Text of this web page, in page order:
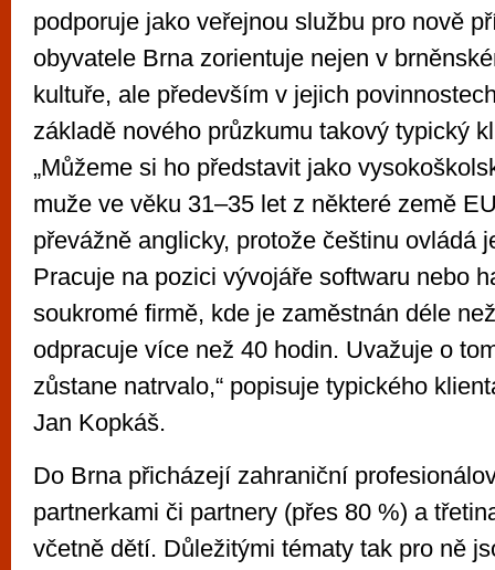
podporuje jako veřejnou službu pro nově
obyvatele Brna zorientuje nejen v
kultuře, ale především v jejich
základě nového průzkumu takový typický
„Můžeme si ho představit jako
muže ve věku 31–35 let z některé země
převážně anglicky, protože češtinu ovládá
Pracuje na pozici vývojáře softwaru nebo
soukromé firmě, kde je zaměstnán déle
odpracuje více než 40 hodin. Uvažuje o
zůstane natrvalo,“ popisuje typického
Jan Kopkáš.
Do Brna přicházejí zahraniční
partnerkami či partnery (přes 80 %) a
včetně dětí. Důležitými tématy tak pro ně